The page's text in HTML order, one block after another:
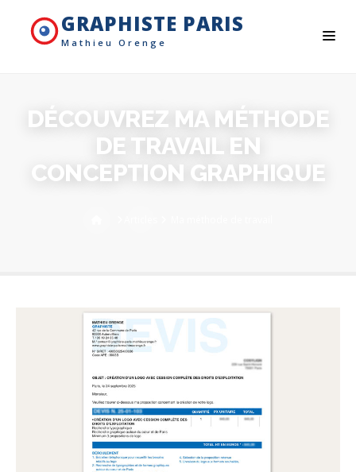
GRAPHISTE PARIS
Mathieu Orenge
DÉCOUVREZ MA MÉTHODE
DE TRAVAIL EN
CONCEPTION GRAPHIQUE